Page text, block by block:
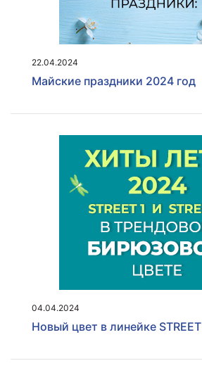
22.04.2024
Майские праздники 2024 год
04.04.2024
Новый цвет в линейке STREET